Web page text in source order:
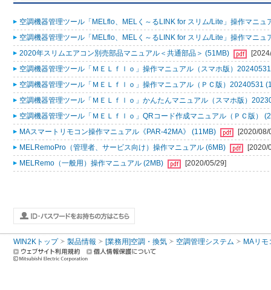
空調機器管理ツール「MELflo、MELく～るLINK for スリム/Lite」操作マニュ
空調機器管理ツール「MELflo、MELく～るLINK for スリム/Lite」操作マニュ
2020年スリムエアコン別売部品マニュアル＜共通部品＞ (51MB)
空調機器管理ツール「ＭＥＬｆｌｏ」操作マニュアル（スマホ版）
空調機器管理ツール「ＭＥＬｆｌｏ」操作マニュアル（ＰＣ版）20240531
空調機器管理ツール「ＭＥＬｆｌｏ」かんたんマニュアル（スマホ版）
空調機器管理ツール「ＭＥＬｆｌｏ」QRコード作成マニュアル（ＰＣ版）
MAスマートリモコン操作マニュアル《PAR-42MA》 (11MB)
[2020/08/
MELRemoPro（管理者、サービス向け）操作マニュアル (6MB)
[2020/
MELRemo（一般用）操作マニュアル (2MB)
[2020/05/29]
WIN2Kトップ 製品情報 [業務用]空調・換気 空調管理システム MAリモ